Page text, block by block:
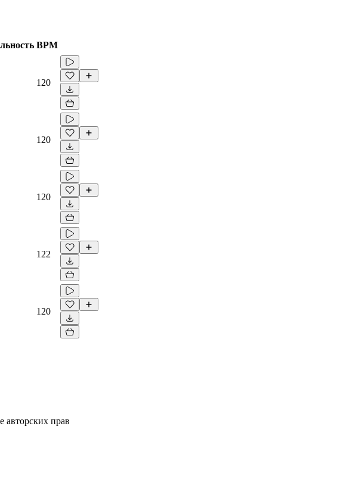
BPM
120
120
120
122
120
авторских прав